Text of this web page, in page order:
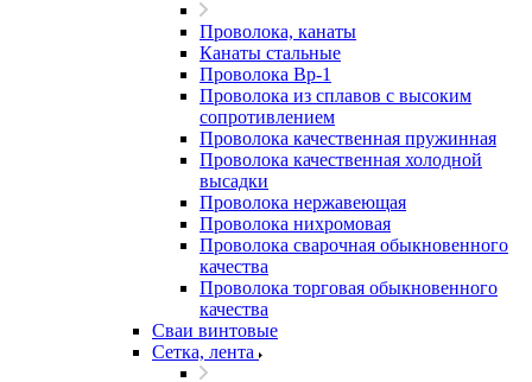
Проволока, канаты
Канаты стальные
Проволока Вр-1
Проволока из сплавов с высоким
сопротивлением
Проволока качественная пружинная
Проволока качественная холодной
высадки
Проволока нержавеющая
Проволока нихромовая
Проволока сварочная обыкновенного
качества
Проволока торговая обыкновенного
качества
Сваи винтовые
Сетка, лента